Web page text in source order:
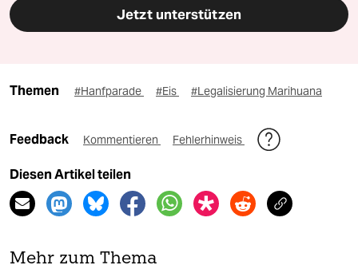
Jetzt unterstützen
Themen #Hanfparade #Eis #Legalisierung Marihuana
Feedback Kommentieren Fehlerhinweis
Diesen Artikel teilen
Mehr zum Thema